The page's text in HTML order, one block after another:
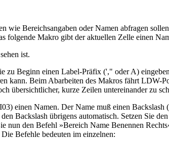
wie Bereichsangaben oder Namen abfragen
folgende Makro gibt der aktuellen Zelle einen
ist.
zu Beginn einen Label-Präfix ('," oder A)
kann. Beim Abarbeiten des Makros fährt
übersichtlicher, kurze Zeilen untereinander zu
einen Namen. Der Name muß einen
Backslash übrigens automatisch. Setzen Sie
nun den Befehl »Bereich Name Benennen
Befehle bedeuten im einzelnen: